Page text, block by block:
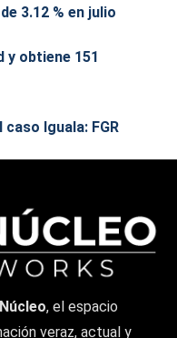
3.12 % en julio
y obtiene 151
Iguala: FGR
, el espacio
veraz, actual y